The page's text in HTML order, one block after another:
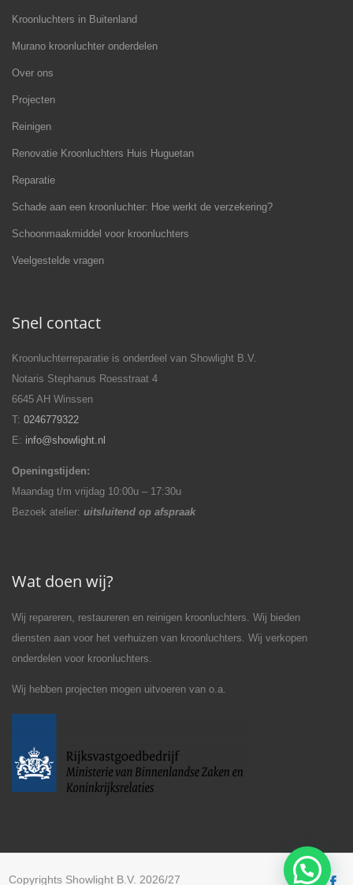
Kroonluchters in Buitenland
Murano kroonluchter onderdelen
Over ons
Projecten
Reinigen
Renovatie Kroonluchters Huis Huguetan
Reparatie
Schade aan een kroonluchter: Hoe werkt de verzekering?
Schoonmaakmiddel voor kroonluchters
Veelgestelde vragen
Snel contact
Kroonluchterreparatie is onderdeel van Showlight B.V.
Notaris Stephanus Roesstraat 4
6645 AH Winssen
T:0246779322
E: info@showlight.nl
Openingstijden:
Maandag t/m vrijdag 10:00u – 17:30u
Bezoek atelier:uitsluitend op afspraak
Wat doen wij?
Wij repareren, restaureren en reinigen kroonluchters. Wij bieden
diensten aan voor het verhuizen van kroonluchters. Wij verkopen
onderdelen voor kroonluchters.
Wij hebben projecten mogen uitvoeren van o.a.
Copyrights Showlight B.V. 2026/27